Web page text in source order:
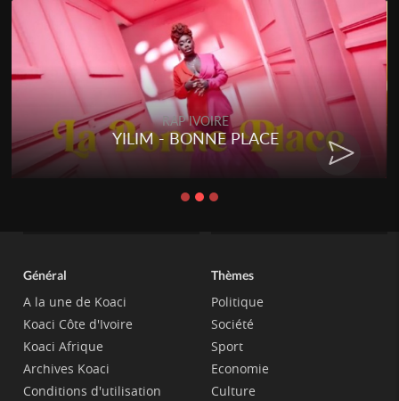
RAP IVOIRE
YILIM - BONNE PLACE
Général
A la une de Koaci
Koaci Côte d'Ivoire
Koaci Afrique
Archives Koaci
Conditions d'utilisation
Thèmes
Politique
Société
Sport
Economie
Culture